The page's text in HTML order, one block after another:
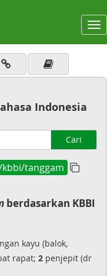
Indonesia
Cari
tanggam
berdasarkan KBBI
kayu (balok,
rapat; 2 penjepit (dr